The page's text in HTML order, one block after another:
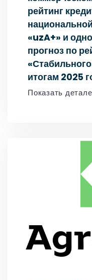
рейтинг
«uzA+» и
прогноз по
итогам 2025
Показать